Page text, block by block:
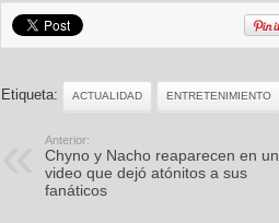
Etiqueta: ACTUALIDAD ENTRETENIMIENTO
Anterior:
Chyno y Nacho reaparecen en un
video que dejó atónitos a sus
fanáticos